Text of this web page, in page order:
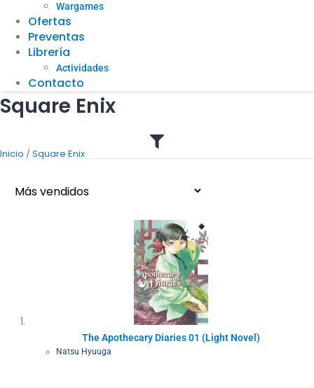
Wargames
Ofertas
Preventas
Librería
Actividades
Contacto
Square Enix
Inicio /Square Enix
The Apothecary Diaries 01 (Light Novel)
Natsu Hyuuga